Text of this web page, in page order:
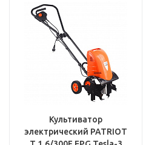
Культиватор
электрический PATRIOT